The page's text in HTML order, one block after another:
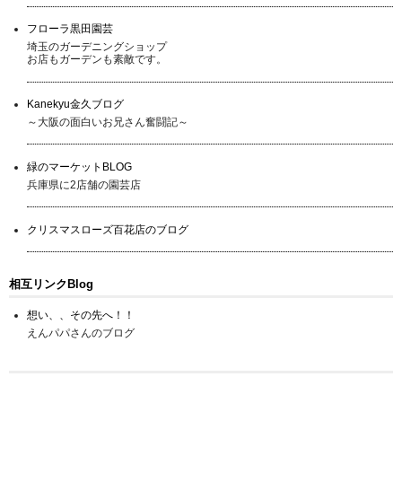
フローラ黒田園芸
埼玉のガーデニングショップ
お店もガーデンも素敵です。
Kanekyu金久ブログ
～大阪の面白いお兄さん奮闘記～
緑のマーケットBLOG
兵庫県に2店舗の園芸店
クリスマスローズ百花店のブログ
相互リンクBlog
想い、、その先へ！！
えんパパさんのブログ